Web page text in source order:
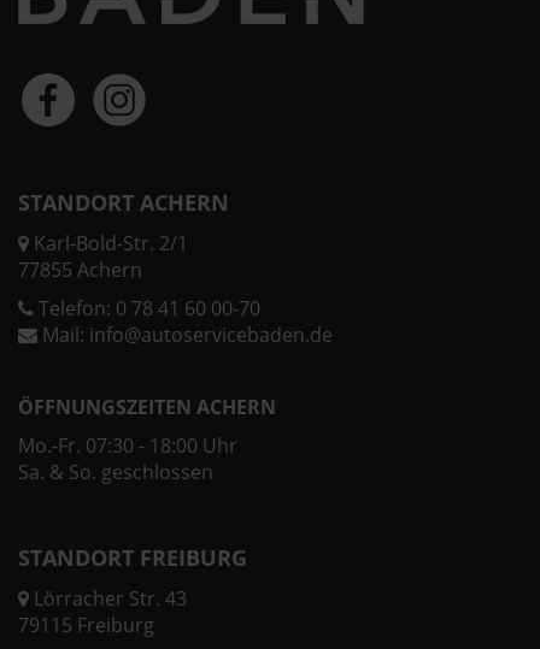
STANDORT ACHERN
Karl-Bold-Str. 2/1
77855 Achern
Telefon: 0 78 41 60 00-70
Mail: info@autoservicebaden.de
ÖFFNUNGSZEITEN ACHERN
Mo.-Fr. 07:30 - 18:00 Uhr
Sa. & So. geschlossen
STANDORT FREIBURG
Lörracher Str. 43
79115 Freiburg